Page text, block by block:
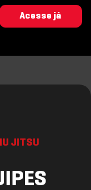
Acesse já
JITSU